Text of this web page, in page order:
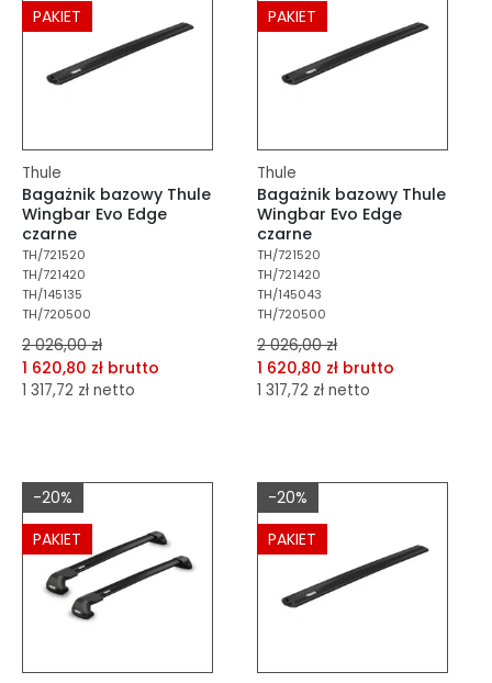
PAKIET
Thule
Bagażnik bazowy Thule
Wingbar Evo Edge
czarne
TH/721520
TH/721420
TH/145135
TH/720500
2 026,00 zł
1 620,80 zł brutto
1 317,72 zł netto
Do koszyka
PAKIET
Thule
Bagażnik bazowy Thule
Wingbar Evo Edge
czarne
TH/721520
TH/721420
TH/145043
TH/720500
2 026,00 zł
1 620,80 zł brutto
1 317,72 zł netto
Do koszyka
-20%
PAKIET
-20%
PAKIET